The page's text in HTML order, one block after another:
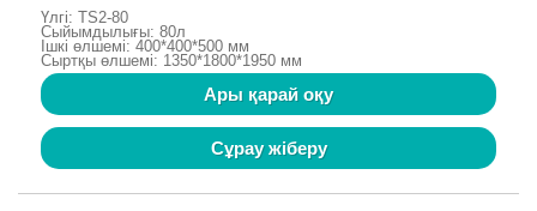
Үлгі: TS2-80
Сыйымдылығы: 80л
Ішкі өлшемі: 400*400*500 мм
Сыртқы өлшемі: 1350*1800*1950 мм
Ары қарай оқу
Сұрау жіберу